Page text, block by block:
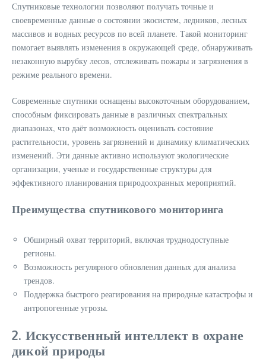
Спутниковые технологии позволяют получать точные и
своевременные данные о состоянии экосистем, ледников, лесных
массивов и водных ресурсов по всей планете. Такой мониторинг
помогает выявлять изменения в окружающей среде, обнаруживать
незаконную вырубку лесов, отслеживать пожары и загрязнения в
режиме реального времени.
Современные спутники оснащены высокоточным оборудованием,
способным фиксировать данные в различных спектральных
диапазонах, что даёт возможность оценивать состояние
растительности, уровень загрязнений и динамику климатических
изменений. Эти данные активно используют экологические
организации, ученые и государственные структуры для
эффективного планирования природоохранных мероприятий.
Преимущества спутникового мониторинга
Обширный охват территорий, включая труднодоступные
регионы.
Возможность регулярного обновления данных для анализа
трендов.
Поддержка быстрого реагирования на природные катастрофы и
антропогенные угрозы.
2. Искусственный интеллект в охране
дикой природы